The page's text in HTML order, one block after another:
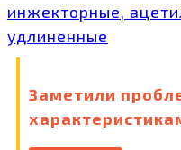
инжекторные,
удлиненные
Заметили